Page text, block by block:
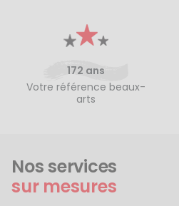
172 ans
Votre référence beaux-
arts
Nos services
sur mesures